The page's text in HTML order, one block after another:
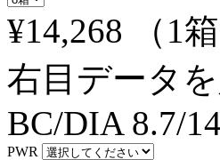
¥14,268
（1
右目データ
BC/DIA 8.7/
PWR